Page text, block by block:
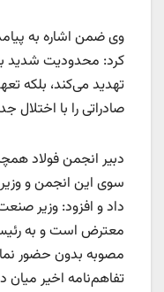
وی ضمن اشاره به
کرد: محدودیت شدید
تهدید می‌کند، بلکه
صادراتی را با اختلال
دبیر انجمن فولاد
سوی این انجمن و
داد و افزود: وزیر
معترض است و به
مصوبه بدون حضور
تفاهم‌نامه اخیر میان